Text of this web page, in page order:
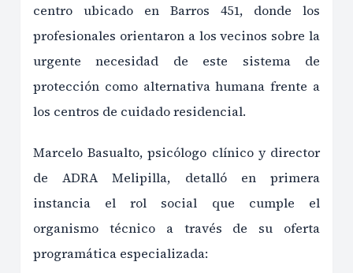
centro ubicado en Barros 451, donde los
profesionales orientaron a los vecinos sobre la
urgente necesidad de este sistema de
protección como alternativa humana frente a
los centros de cuidado residencial.
Marcelo Basualto, psicólogo clínico y director
de ADRA Melipilla, detalló en primera
instancia el rol social que cumple el
organismo técnico a través de su oferta
programática especializada: